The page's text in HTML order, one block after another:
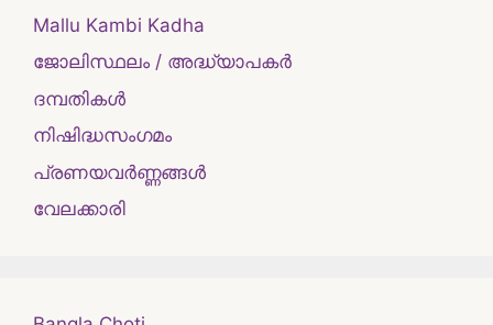
Mallu Kambi Kadha
ജോലിസ്ഥലം / അദ്ധ്യാപകർ
ദമ്പതികള്‍
നിഷിദ്ധസംഗമം
പ്രണയവർണ്ണങ്ങൾ
വേലക്കാരി